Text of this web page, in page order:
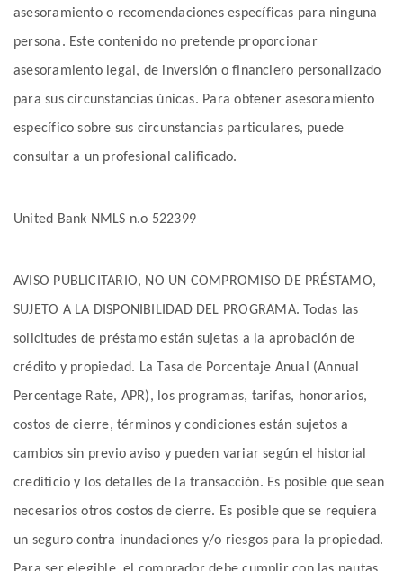
asesoramiento o recomendaciones específicas para ninguna
persona. Este contenido no pretende proporcionar
asesoramiento legal, de inversión o financiero personalizado
para sus circunstancias únicas. Para obtener asesoramiento
específico sobre sus circunstancias particulares, puede
consultar a un profesional calificado.
United Bank NMLS n.o 522399
AVISO PUBLICITARIO, NO UN COMPROMISO DE PRÉSTAMO,
SUJETO A LA DISPONIBILIDAD DEL PROGRAMA. Todas las
solicitudes de préstamo están sujetas a la aprobación de
crédito y propiedad. La Tasa de Porcentaje Anual (Annual
Percentage Rate, APR), los programas, tarifas, honorarios,
costos de cierre, términos y condiciones están sujetos a
cambios sin previo aviso y pueden variar según el historial
crediticio y los detalles de la transacción. Es posible que sean
necesarios otros costos de cierre. Es posible que se requiera
un seguro contra inundaciones y/o riesgos para la propiedad.